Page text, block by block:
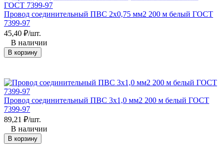
Провод соединительный ПВС 2х0,75 мм2 200 м белый ГОСТ
7399-97
45,40 ₽/шт.
В наличии
В корзину
Провод соединительный ПВС 3x1,0 мм2 200 м белый ГОСТ
7399-97
89,21 ₽/шт.
В наличии
В корзину